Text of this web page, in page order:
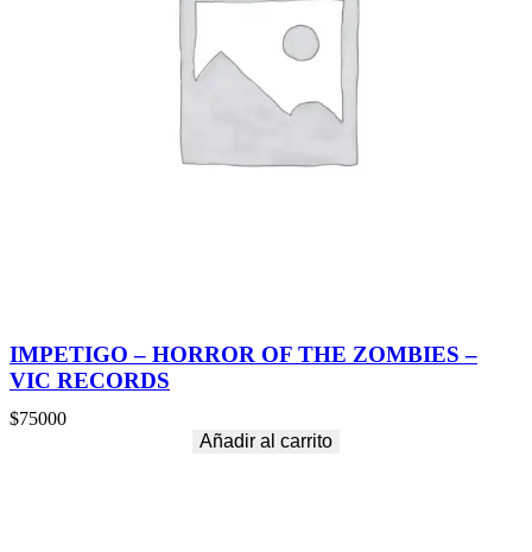
IMPETIGO – HORROR OF THE ZOMBIES –
VIC RECORDS
$75000
Añadir al carrito